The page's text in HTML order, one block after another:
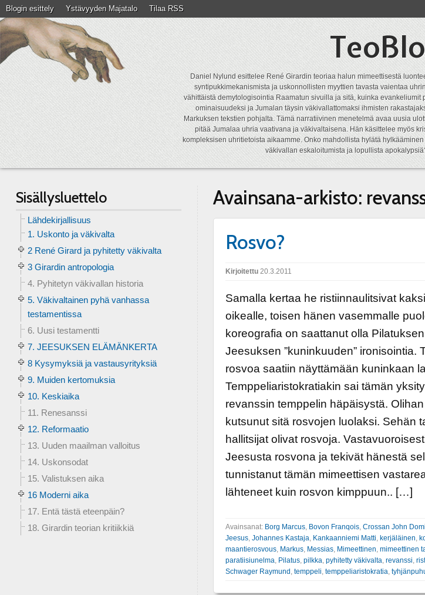
Blogin esittely Ystävyyden Majatalo Tilaa RSS
Daniel Nylund esittelee René Girardin teoriaa halun mimeettisestä
syntipukkimekanismista ja uskonnollisten myyttien tavasta vaientaa
vähittäistä demytologisointia Raamatun sivuilla ja sitä, kuinka
ominaisuudeksi ja Jumalan täysin väkivallattomaksi ihmisten
Markuksen tekstien pohjalta. Tämä narratiivinen menetelmä avaa uusia
pitää Jumalaa uhria vaativana ja väkivaltaisena. Hän käsittelee myös
kompleksisen uhritietoista aikaamme. Onko mahdollista hylätä
väkivallan eskaloitumista ja lopullista
Avainsana-arkisto:
Rosvo?
Kirjoitettu20.3.2011
Samalla kertaa he ristiinnaulitsivat
oikealle, toisen hänen vasemmalle
koreografia on saattanut olla
Jeesuksen ”kuninkuuden” ironisointia.
rosvoa saatiin näyttämään kuninkaan
Temppeliaristokratiakin sai tämän
revanssin temppelin häpäisystä.
kutsunut sitä rosvojen luolaksi. Sehän
hallitsijat olivat rosvoja.
Jeesusta rosvona ja tekivät hänestä
tunnistanut tämän mimeettisen
lähteneet kuin rosvon kimppuun.. […]
Avainsanat: Borg Marcus, Bovon Franqois, Crossan John
Jeesus, Johannes Kastaja Kankaanniemi Matti kerjäläinen
maantierosvous, Markus, Messias, Mimeettinen mimeettinen
paratiisiunelma Pilatus, pilkka pyhitetty väkivalta revanssi
Schwager Raymund temppeli temppeliaristokratia
Sisällysluettelo
Lähdekirjallisuus
1. Uskonto ja väkivalta
2 René Girard ja pyhitetty väkivalta
3 Girardin antropologia
4. Pyhitetyn väkivallan historia
5. Väkivaltainen pyhä vanhassa
testamentissa
6. Uusi testamentti
7. JEESUKSEN ELÄMÄNKERTA
8 Kysymyksiä ja vastausyrityksiä
9. Muiden kertomuksia
10. Keskiaika
11. Renesanssi
12. Reformaatio
13. Uuden maailman valloitus
14. Uskonsodat
15. Valistuksen aika
16 Moderni aika
17. Entä tästä eteenpäin?
18. Girardin teorian kritiikkiä